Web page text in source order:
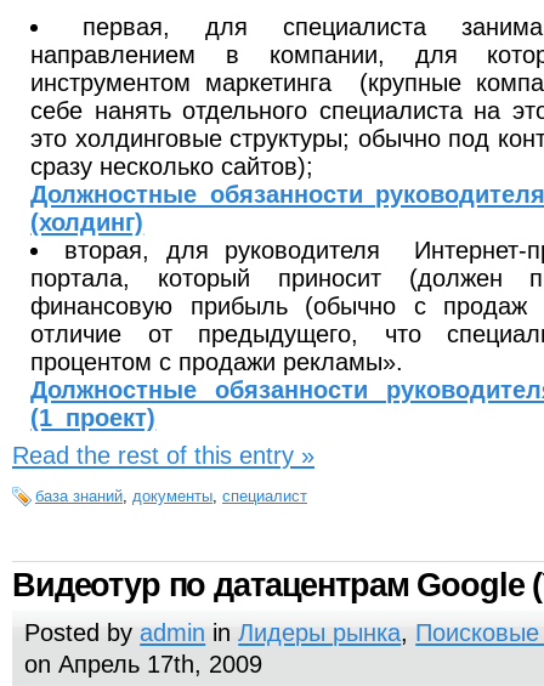
первая, для специалиста
направлением в компании, для
инструментом маркетинга (крупные
себе нанять отдельного специалиста на
это холдинговые структуры; обычно под
сразу несколько сайтов);
Должностные обязанности
(холдинг)
вторая, для руководителя Интернет-
портала, который приносит (должен
финансовую прибыль (обычно с продаж
отличие от предыдущего, что
процентом с продажи рекламы».
Должностные обязанности
(1_проект)
Read the rest of this entry »
база знаний, документы, специалист
Видеотур по датацентрам Google
Posted byadmin inЛидеры рынка,
on Апрель 17th, 2009